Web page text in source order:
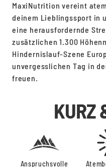
MaxiNutrition vereint
deinem Lieblingssport in
eine herausfordernde
zusätzlichen 1.300
Hindernislauf-Szene
unvergesslichen Tag in
freuen.
KURZ
Anspruchsvolle